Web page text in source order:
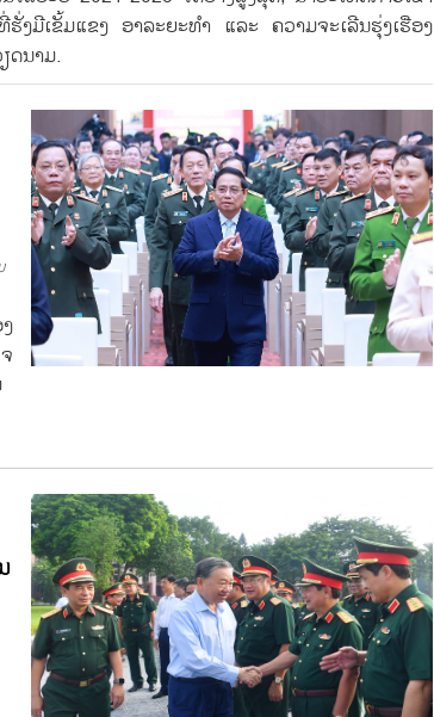
ມີເຂັ້ມແຂງ ອາລະຍະທຳ ແລະ ຄວາມຈະເລີນຮຸ່ງເຮືອງ
ດນາມ.